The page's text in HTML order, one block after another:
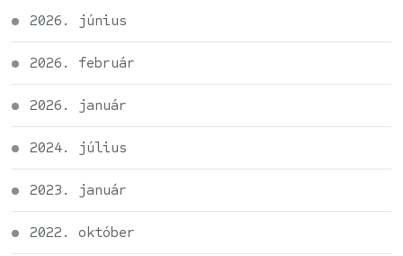
2026. június
2026. február
2026. január
2024. július
2023. január
2022. október